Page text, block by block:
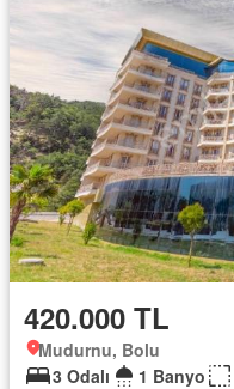
420.000 TL
Mudurnu, Bolu
3 Odalı
1 Banyo